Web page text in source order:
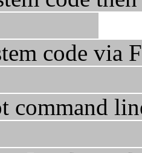
code via
command